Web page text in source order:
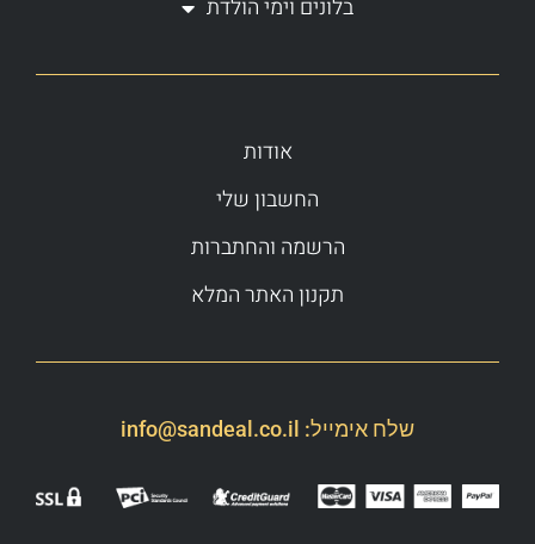
בלונים וימי הולדת
אודות
החשבון שלי
הרשמה והחתברות
תקנון האתר המלא
שלח אימייל: info@sandeal.co.il